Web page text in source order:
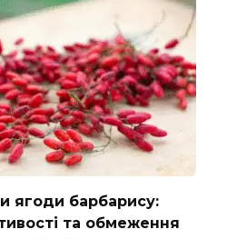
ягоди барбарису:
та обмеження